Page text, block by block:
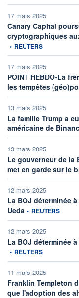
17 mars 2025
Canary Capital
cryptographiques
• REUTERS
17 mars 2025
POINT HEBDO-La
les tempêtes
13 mars 2025
La famille Trump a
américaine de
13 mars 2025
Le gouverneur de la
met en garde sur le
12 mars 2025
La BOJ déterminée
Ueda information fournie
• REUTERS
12 mars 2025
La BOJ déterminée
• REUTERS
11 mars 2025
Franklin Templeton
que l'adoption des